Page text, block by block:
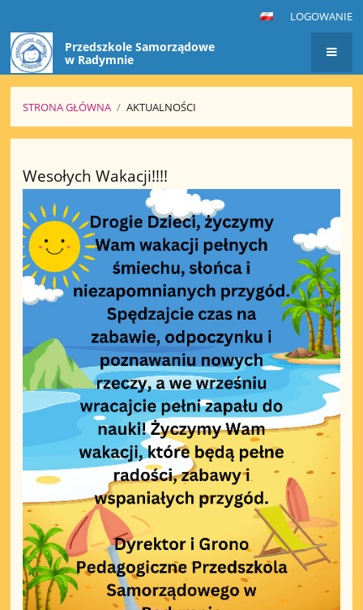
LOGOWANIE
Przedszkole Samorządowe
w Radymnie
STRONA GŁÓWNA / AKTUALNOŚCI
Wesołych Wakacji!!!!